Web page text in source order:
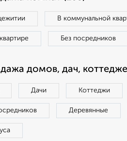
В коммунальной
Без посредников
домов, дач,
Дачи Коттеджи
Деревянные